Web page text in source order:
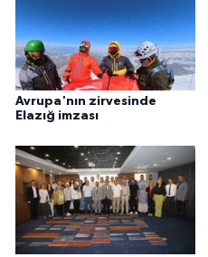
Avrupa'nın zirvesinde
Elazığ imzası